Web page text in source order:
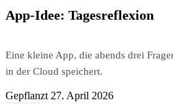
App-Idee: Tagesreflexion
Eine kleine App, die abends drei
in der Cloud speichert.
Gepflanzt 27. April 2026